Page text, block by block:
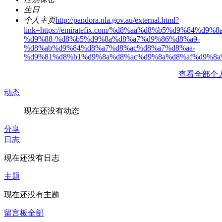
生日
个人主页http://pandora.nla.gov.au/external.html?
link=https://emiratefix.com/
%d9%88-%d8%b5%d9%8a%d8%a7%d9%86%d8%a9-
%d8%ab%d9%84%d8%a7%d8%ac%d8%a7%d8%aa-
查看全部个
动态
现在还没有动态
分享
日志
现在还没有日志
主题
现在还没有主题
留言板全部